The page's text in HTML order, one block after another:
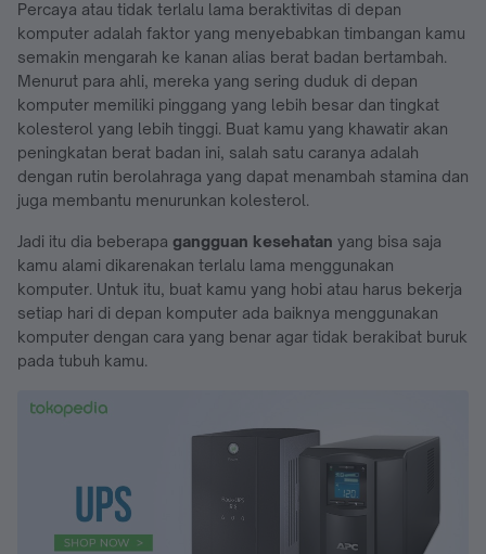
Percaya atau tidak terlalu lama beraktivitas di depan
komputer adalah faktor yang menyebabkan timbangan kamu
semakin mengarah ke kanan alias berat badan bertambah.
Menurut para ahli, mereka yang sering duduk di depan
komputer memiliki pinggang yang lebih besar dan tingkat
kolesterol yang lebih tinggi. Buat kamu yang khawatir akan
peningkatan berat badan ini, salah satu caranya adalah
dengan rutin berolahraga yang dapat menambah stamina dan
juga membantu menurunkan kolesterol.
Jadi itu dia beberapa gangguan kesehatan yang bisa saja
kamu alami dikarenakan terlalu lama menggunakan
komputer. Untuk itu, buat kamu yang hobi atau harus bekerja
setiap hari di depan komputer ada baiknya menggunakan
komputer dengan cara yang benar agar tidak berakibat buruk
pada tubuh kamu.